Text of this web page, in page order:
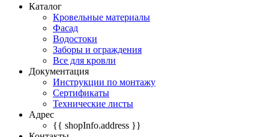
Каталог
Кровельные материалы
Фасад
Водостоки
Заборы и ограждения
Все для кровли
Документация
Инструкции по монтажу
Сертификаты
Технические листы
Адрес
{{ shopInfo.address }}